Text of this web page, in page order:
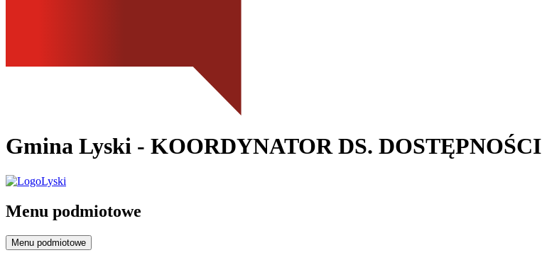
Gmina Lyski - KOORDYNATOR DS. DOSTĘPNOŚCI
Menu podmiotowe
Menu podmiotowe